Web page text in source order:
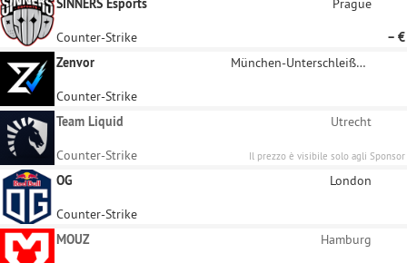
SINNERS Esports Prague
Counter-Strike
– €
Zenvor
München-Unterschleißheim
Counter-Strike
Team Liquid
Utrecht
Counter-Strike
Il prezzo è visibile solo agli Sponsor
OG London
Counter-Strike
MOUZ
Hamburg